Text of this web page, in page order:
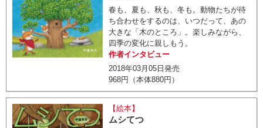
春も、夏も、秋も、冬も。動物たちが待
ち合わせをするのは、いつだって、あの
大きな「木のところ」。楽しみながら、
四季の変化に親しもう。
作者インタビュー
2018年03月05日発売
968円（本体880円）
【絵本】
ムシてつ